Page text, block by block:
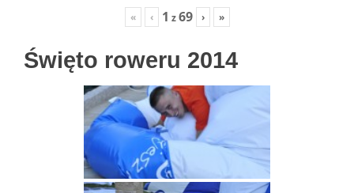
« ‹ 1 z69 › »
Święto roweru 2014